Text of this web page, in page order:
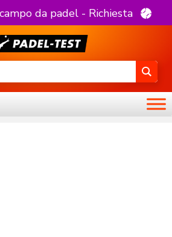
da padel - Richiesta